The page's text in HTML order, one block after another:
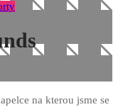
na kterou jsme se